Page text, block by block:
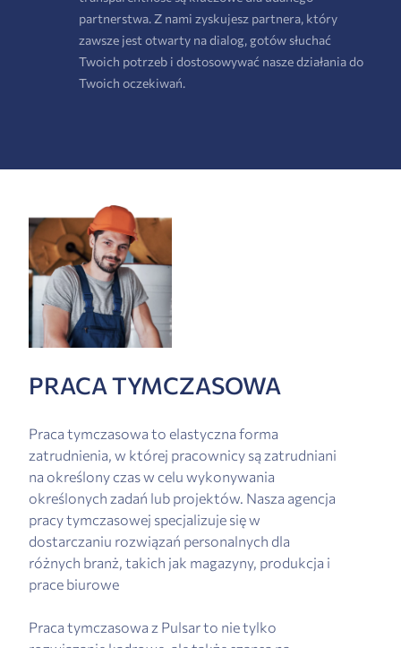
partnerstwa. Z nami zyskujesz partnera, który
zawsze jest otwarty na dialog, gotów słuchać
Twoich potrzeb i dostosowywać nasze działania do
Twoich oczekiwań.
PRACA TYMCZASOWA
Praca tymczasowa to elastyczna forma
zatrudnienia, w której pracownicy są zatrudniani
na określony czas w celu wykonywania
określonych zadań lub projektów. Nasza agencja
pracy tymczasowej specjalizuje się w
dostarczaniu rozwiązań personalnych dla
różnych branż, takich jak magazyny, produkcja i
prace biurowe
Praca tymczasowa z Pulsar to nie tylko